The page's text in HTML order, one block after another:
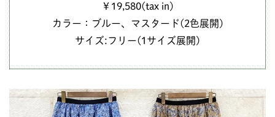
￥19,580(tax in)
カラー：ブルー、マスタード(2色展開)
サイズ:フリー(1サイズ展開)